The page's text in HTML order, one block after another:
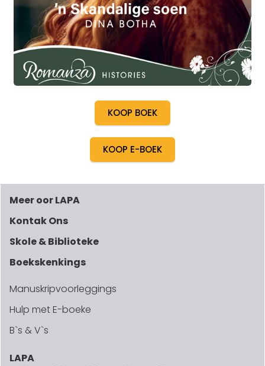
KOOP BOEK
KOOP E-BOEK
Meer oor LAPA
Kontak Ons
Skole & Biblioteke
Boekskenkings
Manuskripvoorleggings
Hulp met E-boeke
B`s & V`s
LAPA